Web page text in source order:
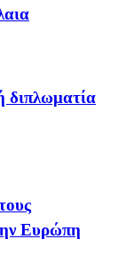
διπλωματία
Ευρώπη